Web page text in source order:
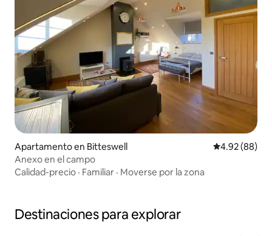
Apartamento en Bitteswell Calificación
4.92 (88)
Anexo en el campo
Calidad-precio · Familiar · Moverse por la zona
Destinaciones para explorar